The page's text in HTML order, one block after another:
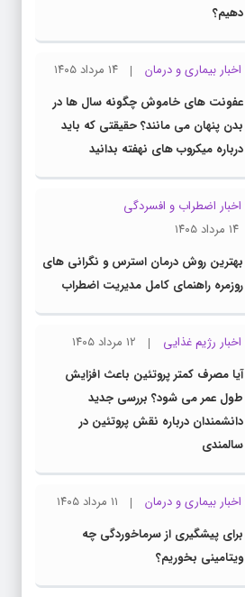
دهیم؟
اخبار بیماری و درمان
۱۴ مرداد ۱۴۰۵
عفونت های خاموش چگونه سال ها در
بدن پنهان می مانند؟ حقیقتی که باید
درباره میکروب های نهفته بدانید
اخبار اضطراب و افسردگی
۱۴ مرداد ۱۴۰۵
بهترین روش درمان استرس و نگرانی های
روزمره راهنمای کامل مدیریت اضطراب
اخبار رژیم غذایی
۱۲ مرداد ۱۴۰۵
آیا مصرف کمتر پروتئین باعث افزایش
طول عمر می شود؟ بررسی جدید
دانشمندان درباره نقش پروتئین در
سالمندی
اخبار بیماری و درمان
۱۱ مرداد ۱۴۰۵
برای پیشگیری از سرماخوردگی چه
ویتامینی بخوریم؟